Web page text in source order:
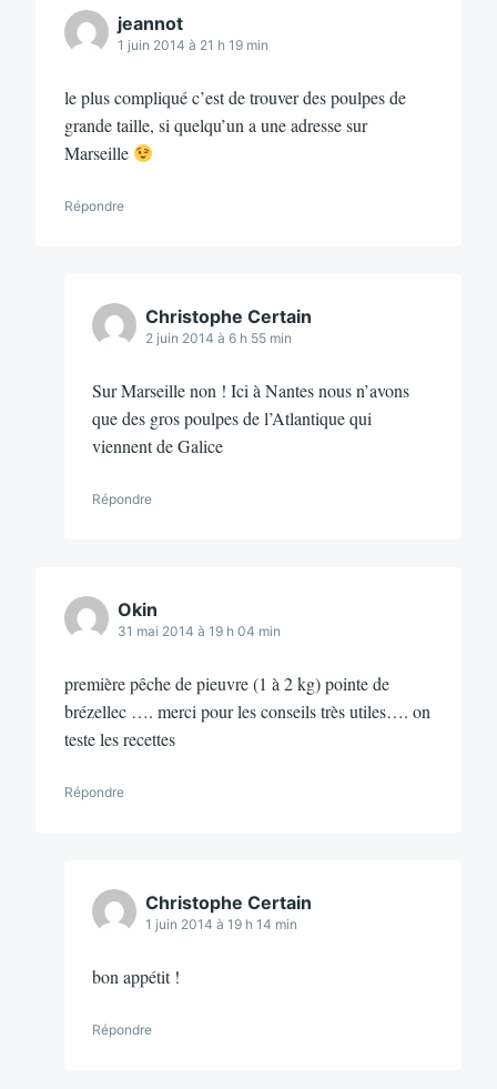
jeannot
1 juin 2014 à 21 h 19 min
le plus compliqué c’est de trouver des poulpes de
grande taille, si quelqu’un a une adresse sur
Marseille
Répondre
Christophe Certain
2 juin 2014 à 6 h 55 min
Sur Marseille non ! Ici à Nantes nous n’avons
que des gros poulpes de l’Atlantique qui
viennent de Galice
Répondre
Okin
31 mai 2014 à 19 h 04 min
première pêche de pieuvre (1 à 2 kg) pointe de
brézellec …. merci pour les conseils très utiles…. on
teste les recettes
Répondre
Christophe Certain
1 juin 2014 à 19 h 14 min
bon appétit !
Répondre